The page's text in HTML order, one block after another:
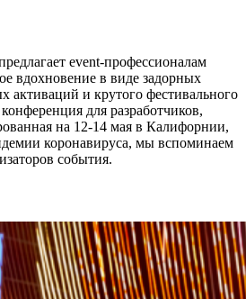
event-профессионалам
вдохновение в виде задорных
активаций и крутого фестивального
для разработчиков,
на 12-14 мая в Калифорнии,
коронавируса, мы вспоминаем
события.